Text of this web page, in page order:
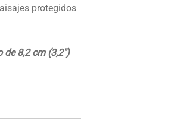
protegidos
8,2 cm (3,2″)